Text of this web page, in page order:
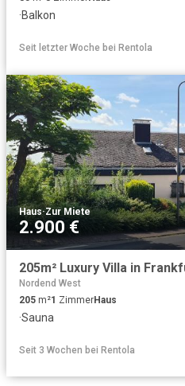
·Balkon
Seit letzter Woche bei Rentola
Haus·Zur Miete
2.900 €
Nordend West
205 m²1 ZimmerHaus
·Sauna
Seit 3 Wochen bei Rentola